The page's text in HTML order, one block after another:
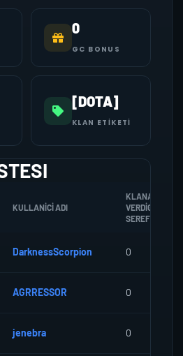
0
GC BONUS
[DOTA]
KLAN ETIKETI
KULLANICI ADI
KLANA
VERDIGI
SEREF
DarknessScorpion 0
AGRRESSOR 0
jenebra 0